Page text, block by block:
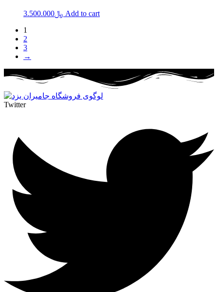
﷼3.500.000
Add to cart
1
2
3
→
Twitter